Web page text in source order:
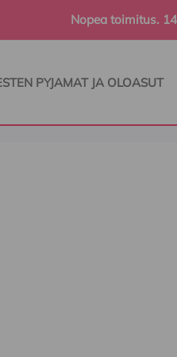
Nopea toimitus.
PYJAMAT JA OLOASUT